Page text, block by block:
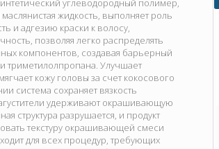
углеводородный полимер,
жидкость, выполняет роль
и адгезию краски к волосу,
позволяя легко распределять
компонентов, создавая барьерный
триметилолпропана. Улучшает
кожу головы за счет кокосового
система сохраняет вязкость
удерживают окрашивающую
структура разрушается, и продукт
текстуру окрашивающей смеси
для всех процедур, требующих